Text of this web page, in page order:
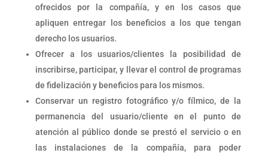
ofrecidos por la compañía, y en los casos que
apliquen entregar los beneficios a los que tengan
derecho los usuarios.
Ofrecer a los usuarios/clientes la posibilidad de
inscribirse, participar, y llevar el control de programas
de fidelización y beneficios para los mismos.
Conservar un registro fotográfico y/o fílmico, de la
permanencia del usuario/cliente en el punto de
atención al público donde se prestó el servicio o en
las instalaciones de la compañía, para poder